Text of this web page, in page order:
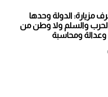
مزيارة: الدولة وحدها
الحرب والسلم ولا وطن من
ومحاسبة